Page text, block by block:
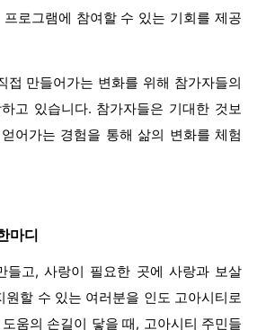
로그램에 참여할 수 있는 기회를 제공
접 만들어가는 변화를 위해 참가자들의
고 있습니다. 참가자들은 기대한 것보
어가는 경험을 통해 삶의 변화를 체험
마디
들고, 사랑이 필요한 곳에 사랑과 보살
원할 수 있는 여러분을 인도 고아시티로
움의 손길이 닿을 때, 고아시티 주민들